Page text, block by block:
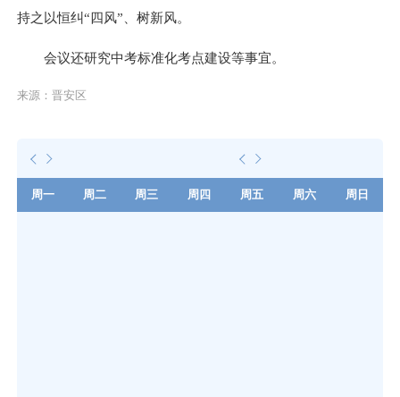
持之以恒纠“四风”、树新风。
会议还研究中考标准化考点建设等事宜。
来源：晋安区
周一 周二 周三 周四 周五 周六 周日